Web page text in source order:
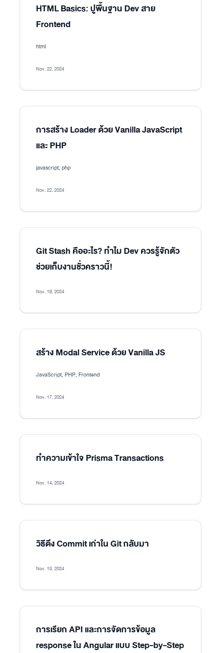
HTML Basics: ปูพื้นฐาน Dev สาย
Frontend
html
Nov. 22, 2024
การสร้าง Loader ด้วย Vanilla JavaScript
และ PHP
javascript, php
Nov. 22, 2024
Git Stash คืออะไร? ทำไม Dev ควรรู้จักตัว
ช่วยเก็บงานชั่วคราวนี้!
Nov. 19, 2024
สร้าง Modal Service ด้วย Vanilla JS
JavaScript, PHP, Frontend
Nov. 17, 2024
ทำความเข้าใจ Prisma Transactions
Nov. 14, 2024
วิธีดึง Commit เก่าใน Git กลับมา
Nov. 13, 2024
การเรียก API และการจัดการข้อมูล
response ใน Angular แบบ Step-by-Step